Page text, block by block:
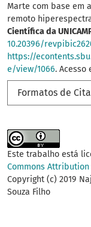
Marte com base em
remoto
Científica da
10.20396/
https://
e/view/1066. Acesso
Formatos de
Este trabalho está
Commons
Copyright (c) 2019
Souza Filho